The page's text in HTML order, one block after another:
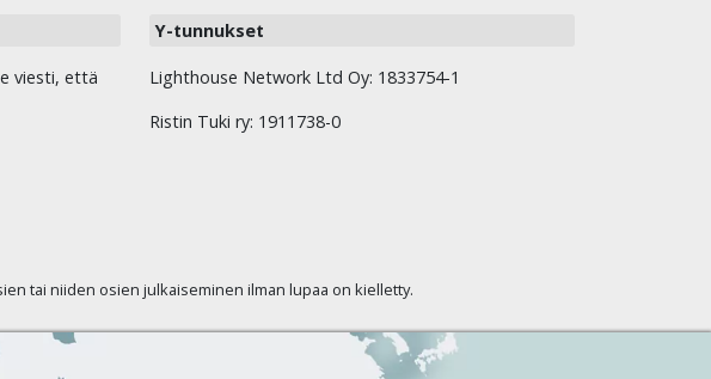
viesti, että
Y-tunnukset
Lighthouse Network Ltd Oy: 1833754-1
Ristin Tuki ry: 1911738-0
tai niiden osien julkaiseminen ilman lupaa on kielletty.